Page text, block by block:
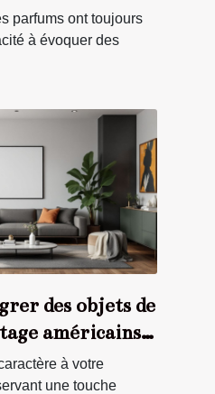
parfums ont toujours
à évoquer des
des objets de
américains
moderne ?
à votre
une touche